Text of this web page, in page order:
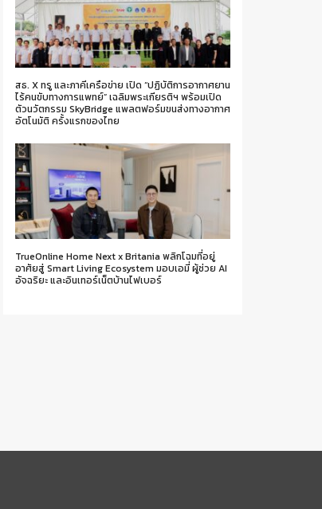
สธ. X ทรู และภาคีเครือข่าย เปิด “ปฏิบัติการอากาศยาน
ไร้คนขับทางการแพทย์” เฉลิมพระเกียรติฯ พร้อมเปิด
ตัวนวัตกรรม SkyBridge แพลตฟอร์มขนส่งทางอากาศ
อัตโนมัติ ครั้งแรกของไทย
TrueOnline Home Next x Britania พลิกโฉมที่อยู่
อาศัยสู่ Smart Living Ecosystem มอบเอมี่ ผู้ช่วย AI
อัจฉริยะ และอินเทอร์เน็ตบ้านไฟเบอร์